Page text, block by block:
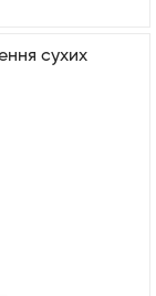
сухих